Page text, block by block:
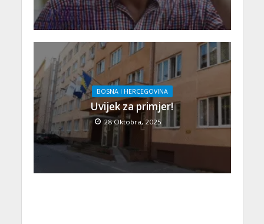
BOSNA I HERCEGOVINA
Uvijek za primjer!
28 Oktobra, 2025